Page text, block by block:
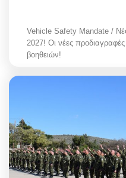
Mykonos Ticker TV
Sport
Health
In Pictures
Vehicle Safety Mandate /
2027! Οι νέες
βοηθειών!